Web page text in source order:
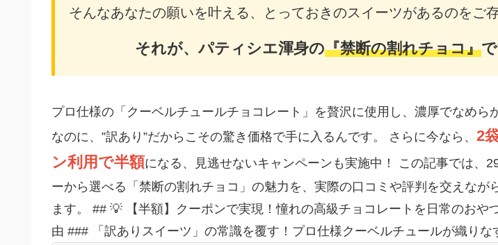
そんなあなたの願いを叶える、とっておきのスイーツがあるのをご
それが、パティシエ渾身の『禁断の割れチョコ』で
プロ仕様の「クーベルチュールチョコレート」を贅沢に使用し、濃厚でなめら
なのに、”訳あり”だからこその驚き価格で手に入るんです。 さらに今なら、 2
ン利用で半額になる、見逃せないキャンペーンも実施中！ この記事では、
ーから選べる「禁断の割れチョコ」の魅力を、実際の口コミや評判を交えなが
ます。 ## 💡 【半額】クーポンで実現！憧れの高級チョコレートを日常のおや
由 ### 「訳ありスイーツ」の常識を覆す！プロ仕様クーベルチュールが織りな